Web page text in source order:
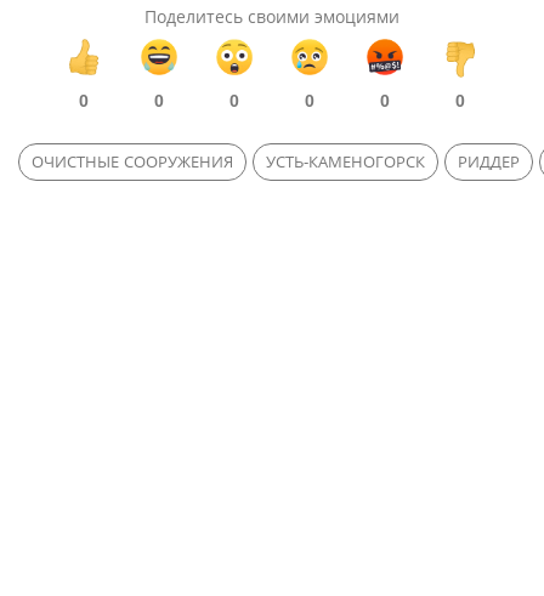
Поделитесь своими эмоциями
0 0 0 0 0 0
ОЧИСТНЫЕ СООРУЖЕНИЯ УСТЬ-КАМЕНОГОРСК РИДДЕР